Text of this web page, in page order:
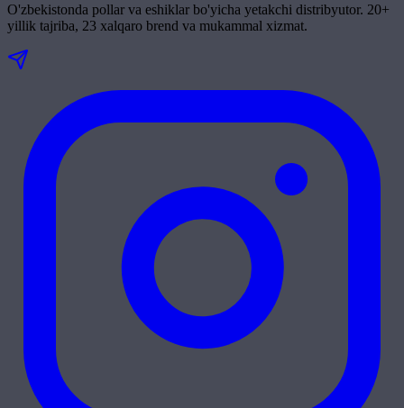
O'zbekistonda pollar va eshiklar bo'yicha yetakchi distribyutor. 20+
yillik tajriba, 23 xalqaro brend va mukammal xizmat.